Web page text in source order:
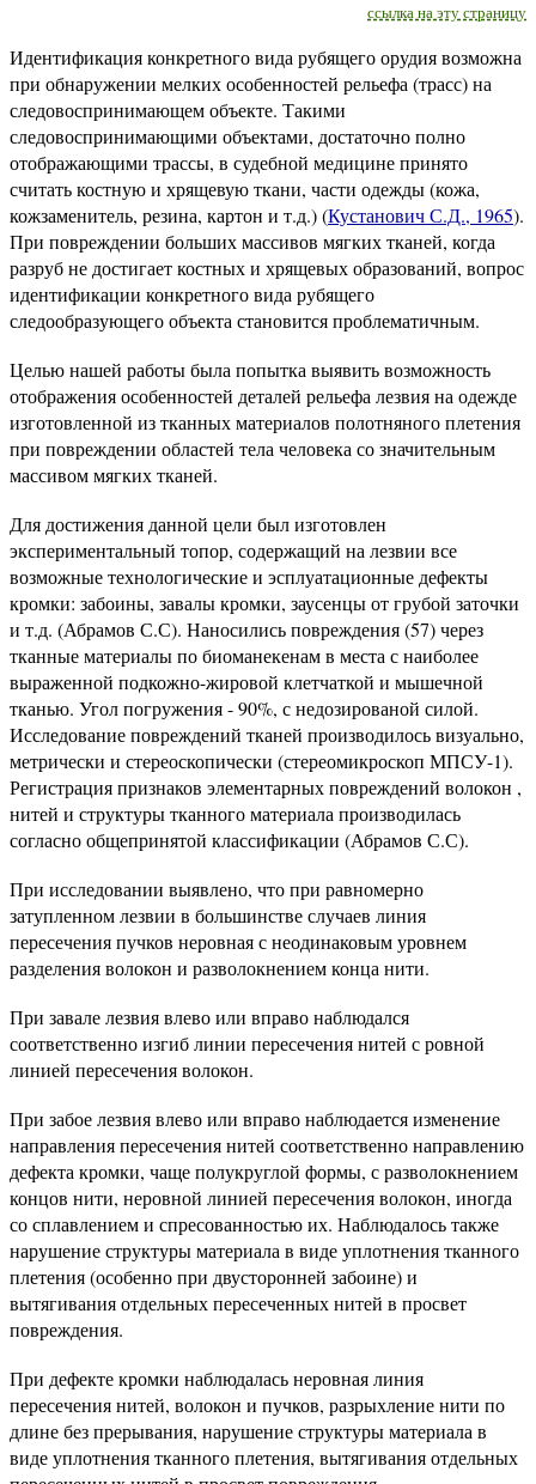
ссылка на эту страницу
Идентификация конкретного вида рубящего орудия возможна
при обнаружении мелких особенностей рельефа (трасс) на
следовоспринимающем объекте. Такими
следовоспринимающими объектами, достаточно полно
отображающими трассы, в судебной медицине принято
считать костную и хрящевую ткани, части одежды (кожа,
кожзаменитель, резина, картон и т.д.) (Кустанович С.Д., 1965).
При повреждении больших массивов мягких тканей, когда
разруб не достигает костных и хрящевых образований, вопрос
идентификации конкретного вида рубящего
следообразующего объекта становится проблематичным.
Целью нашей работы была попытка выявить возможность
отображения особенностей деталей рельефа лезвия на одежде
изготовленной из тканных материалов полотняного плетения
при повреждении областей тела человека со значительным
массивом мягких тканей.
Для достижения данной цели был изготовлен
экспериментальный топор, содержащий на лезвии все
возможные технологические и эсплуатационные дефекты
кромки: забоины, завалы кромки, заусенцы от грубой заточки
и т.д. (Абрамов С.С). Наносились повреждения (57) через
тканные материалы по биоманекенам в места с наиболее
выраженной подкожно-жировой клетчаткой и мышечной
тканью. Угол погружения - 90%, с недозированой силой.
Исследование повреждений тканей производилось визуально,
метрически и стереоскопически (стереомикроскоп МПСУ-1).
Регистрация признаков элементарных повреждений волокон ,
нитей и структуры тканного материала производилась
согласно общепринятой классификации (Абрамов С.С).
При исследовании выявлено, что при равномерно
затупленном лезвии в большинстве случаев линия
пересечения пучков неровная с неодинаковым уровнем
разделения волокон и разволокнением конца нити.
При завале лезвия влево или вправо наблюдался
соответственно изгиб линии пересечения нитей с ровной
линией пересечения волокон.
При забое лезвия влево или вправо наблюдается изменение
направления пересечения нитей соответственно направлению
дефекта кромки, чаще полукруглой формы, с разволокнением
концов нити, неровной линией пересечения волокон, иногда
со сплавлением и спресованностью их. Наблюдалось также
нарушение структуры материала в виде уплотнения тканного
плетения (особенно при двусторонней забоине) и
вытягивания отдельных пересеченных нитей в просвет
повреждения.
При дефекте кромки наблюдалась неровная линия
пересечения нитей, волокон и пучков, разрыхление нити по
длине без прерывания, нарушение структуры материала в
виде уплотнения тканного плетения, вытягивания отдельных